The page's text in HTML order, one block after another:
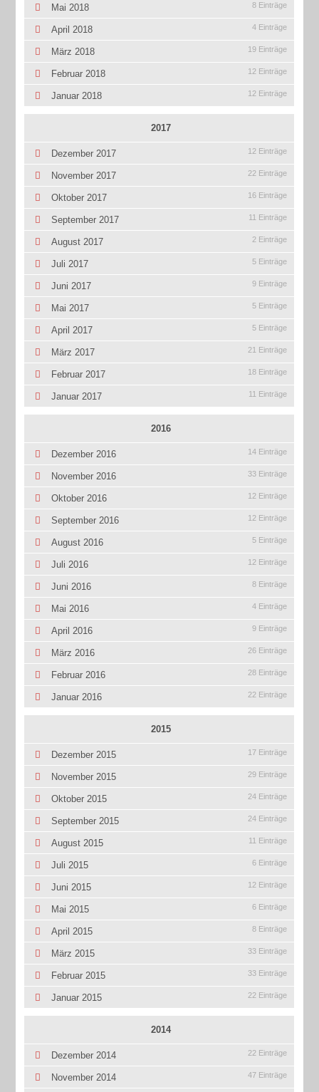
Mai 2018 8 Einträge
April 2018 4 Einträge
März 2018 19 Einträge
Februar 2018 12 Einträge
Januar 2018 12 Einträge
2017
Dezember 2017 12 Einträge
November 2017 22 Einträge
Oktober 2017 16 Einträge
September 2017 11 Einträge
August 2017 2 Einträge
Juli 2017 5 Einträge
Juni 2017 9 Einträge
Mai 2017 5 Einträge
April 2017 5 Einträge
März 2017 21 Einträge
Februar 2017 18 Einträge
Januar 2017 11 Einträge
2016
Dezember 2016 14 Einträge
November 2016 33 Einträge
Oktober 2016 12 Einträge
September 2016 12 Einträge
August 2016 5 Einträge
Juli 2016 12 Einträge
Juni 2016 8 Einträge
Mai 2016 4 Einträge
April 2016 9 Einträge
März 2016 26 Einträge
Februar 2016 28 Einträge
Januar 2016 22 Einträge
2015
Dezember 2015 17 Einträge
November 2015 29 Einträge
Oktober 2015 24 Einträge
September 2015 24 Einträge
August 2015 11 Einträge
Juli 2015 6 Einträge
Juni 2015 12 Einträge
Mai 2015 6 Einträge
April 2015 8 Einträge
März 2015 33 Einträge
Februar 2015 33 Einträge
Januar 2015 22 Einträge
2014
Dezember 2014 22 Einträge
November 2014 47 Einträge